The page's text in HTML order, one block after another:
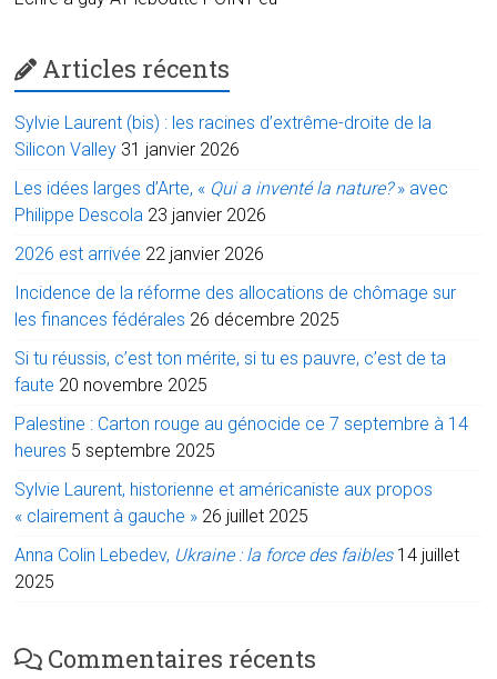
Articles récents
Sylvie Laurent (bis) : les racines d’extrême-droite de la
Silicon Valley 31 janvier 2026
Les idées larges d’Arte, « Qui a inventé la nature?» avec
Philippe Descola 23 janvier 2026
2026 est arrivée 22 janvier 2026
Incidence de la réforme des allocations de chômage sur
les finances fédérales 26 décembre 2025
Si tu réussis, c’est ton mérite, si tu es pauvre, c’est de ta
faute 20 novembre 2025
Palestine : Carton rouge au génocide ce 7 septembre à 14
heures 5 septembre 2025
Sylvie Laurent, historienne et américaniste aux propos
« clairement à gauche » 26 juillet 2025
Anna Colin Lebedev, Ukraine : la force des faibles 14 juillet
2025
Commentaires récents